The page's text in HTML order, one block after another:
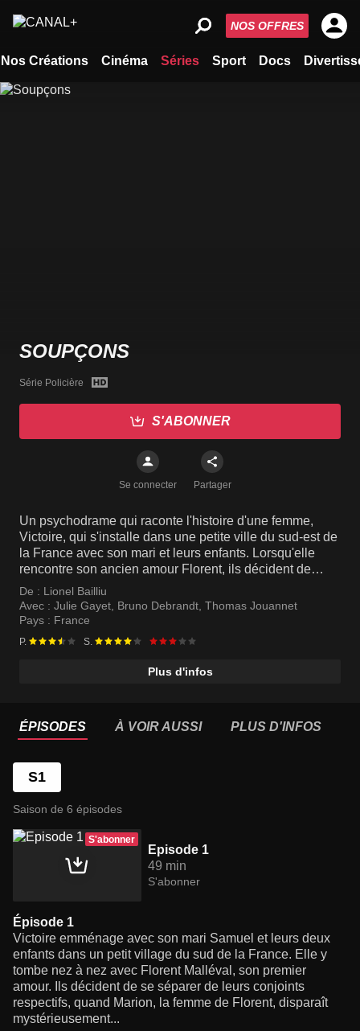
Nos Créations Cinéma Séries Sport Docs
NOS OFFRES
SOUPÇONS
Série Policière
S'ABONNER
Se connecter Partager
Un psychodrame qui raconte l'histoire d'une femme,
Victoire, qui s'installe dans une petite ville du sud-est de
la France avec son mari et leurs enfants. Lorsqu'elle
rencontre son ancien amour Florent, ils décident de
raviver secrètement leurs anciennes passions et de faire
des plans pour quitter leurs partenaires, mais la femme
de Florent disparaît mystérieusement...
De : Lionel Bailliu
Avec : Julie Gayet Bruno Debrandt Thomas Jouannet
Pays : France
P. S.
Plus d'infos
ÉPISODES À VOIR AUSSI PLUS D'INFOS
S1
Saison de 6 épisodes
S'abonner
Episode 1
49 min
S'abonner
Épisode 1
Victoire emménage avec son mari Samuel et leurs deux
enfants dans un petit village du sud de la France. Elle y
tombe nez à nez avec Florent Malléval, son premier
amour. Ils décident de se séparer de leurs conjoints
respectifs, quand Marion, la femme de Florent, disparaît
mystérieusement...